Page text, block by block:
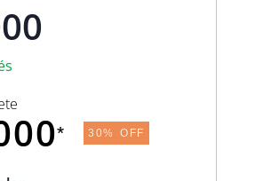
* 30% OFF